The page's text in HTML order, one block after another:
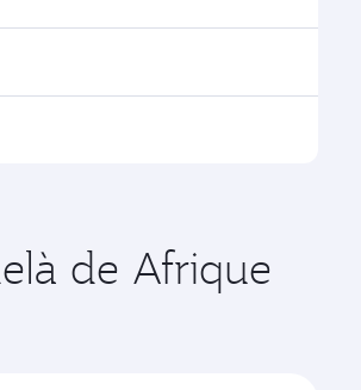
correspondances fluides et
Airways, vous pouvez
de Afrique